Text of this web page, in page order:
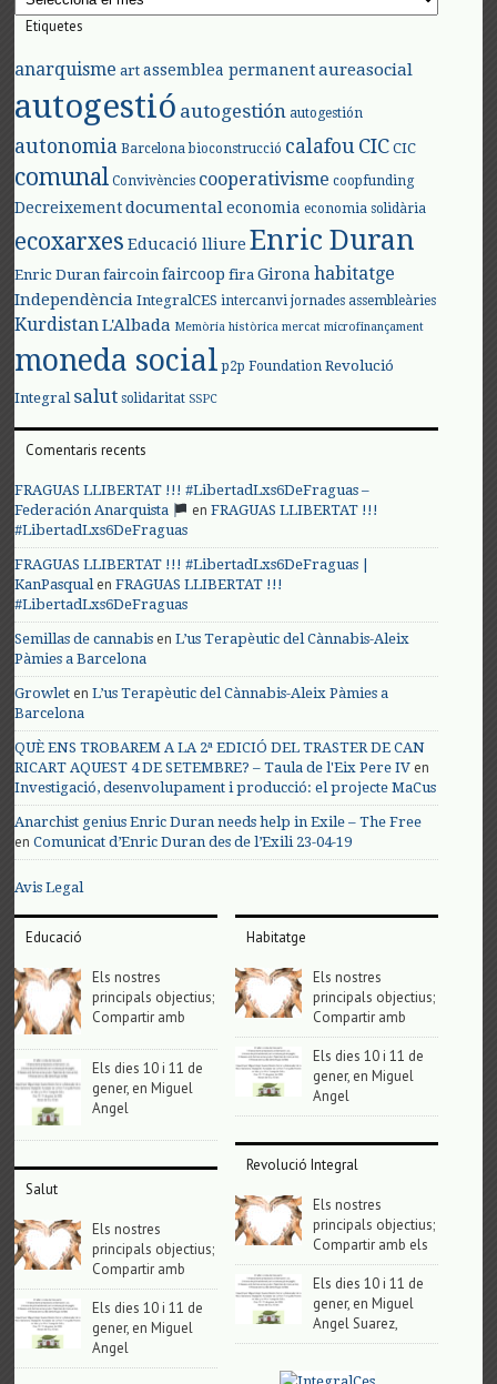
Etiquetes
anarquisme art assemblea permanent aureasocial
autogestió autogestión autogestión
autonomia Barcelona bioconstrucció calafouCIC CIC
comunal Convivències cooperativisme coopfunding
Decreixement documental economia economia solidària
ecoxarxes Educació lliure Enric Duran
Enric Duran faircoin faircoop fira Girona habitatge
Independència IntegralCES intercanvi jornades assembleàries
KurdistanL'Albada Memòria històrica mercat microfinançament
moneda social p2p Foundation Revolució
Integral salut solidaritat SSPC
Comentaris recents
FRAGUAS LLIBERTAT !!! #LibertadLxs6DeFraguas –
Federación Anarquista
enFRAGUAS LLIBERTAT !!!
#LibertadLxs6DeFraguas
FRAGUAS LLIBERTAT !!! #LibertadLxs6DeFraguas |
KanPasqualenFRAGUAS LLIBERTAT !!!
#LibertadLxs6DeFraguas
Semillas de cannabis enL’us Terapèutic del Cànnabis-Aleix
Pàmies a Barcelona
Growlet enL’us Terapèutic del Cànnabis-Aleix Pàmies a
Barcelona
QUÈ ENS TROBAREM A LA 2ª EDICIÓ DEL TRASTER DE CAN
RICART AQUEST 4 DE SETEMBRE? – Taula de l'Eix Pere IV en
Investigació, desenvolupament i producció: el projecte MaCus
Anarchist genius Enric Duran needs help in Exile – The Free
enComunicat d’Enric Duran des de l’Exili 23-04-19
Avis Legal
Educació
Els nostres
principals objectius;
Compartir amb
Els dies 10 i 11 de
gener, en Miguel
Angel
Salut
Els nostres
principals objectius;
Compartir amb
Els dies 10 i 11 de
gener, en Miguel
Angel
Habitatge
Els nostres
principals objectius;
Compartir amb
Els dies 10 i 11 de
gener, en Miguel
Angel
Revolució Integral
Els nostres
principals objectius;
Compartir amb els
Els dies 10 i 11 de
gener, en Miguel
Angel Suarez,